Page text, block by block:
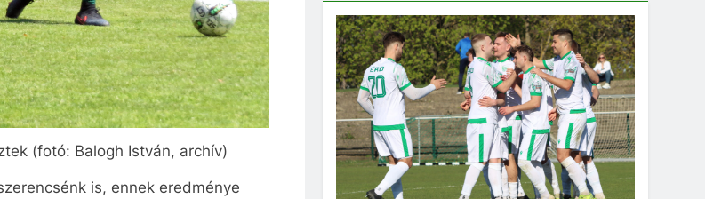
(fotó: Balogh István, archív)
is, ennek eredménye